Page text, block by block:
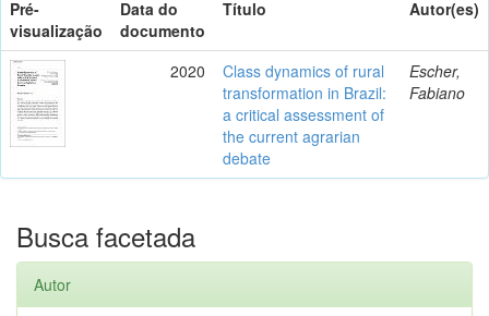
Pré-
visualização
Data do
documento
Título Autor(es)
2020
Class dynamics of rural
transformation in Brazil:
a critical assessment of
the current agrarian
debate
Escher,
Fabiano
Busca facetada
Autor